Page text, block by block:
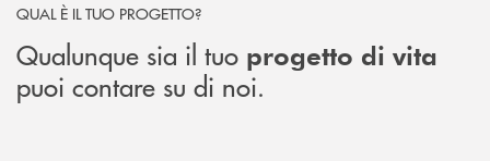
QUAL È IL TUO PROGETTO?
Qualunque sia il tuo progetto di vita
puoi contare su di noi.